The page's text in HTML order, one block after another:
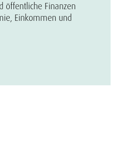
öffentliche Finanzen
Einkommen und